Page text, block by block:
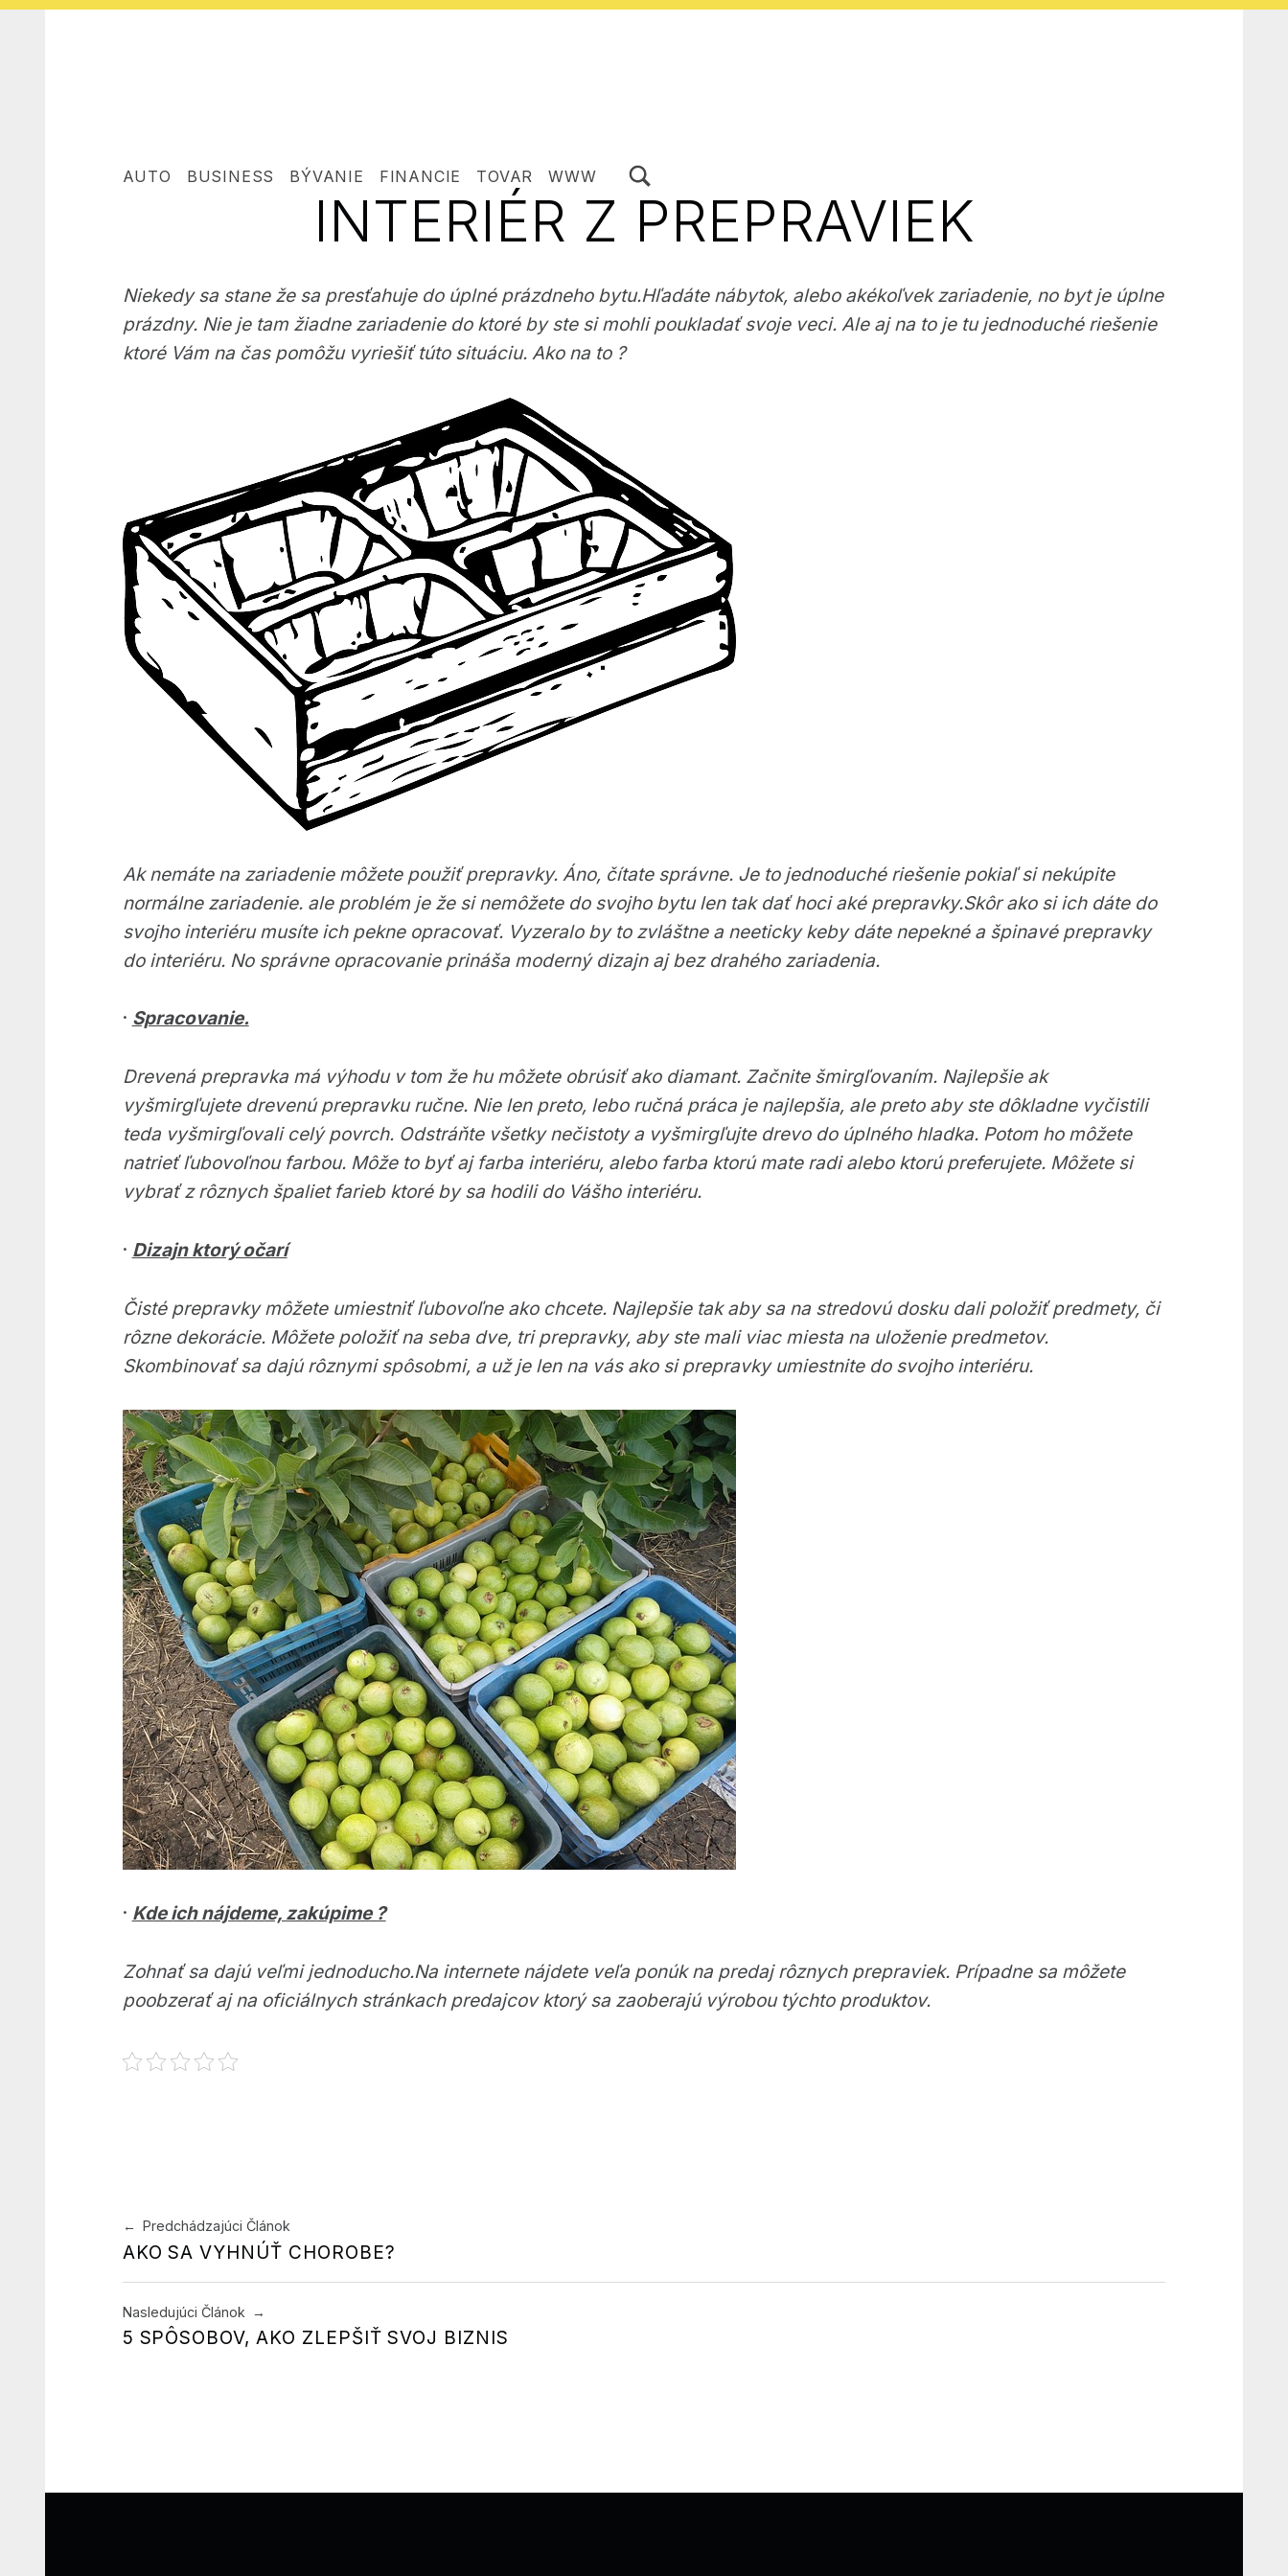
AUTO BUSINESS BÝVANIE FINANCIE TOVAR WWW
INTERIÉR Z PREPRAVIEK
Niekedy sa stane že sa presťahuje do úplné prázdneho bytu.Hľadáte nábytok, alebo akékoľvek zariadenie, no byt je úplne
prázdny. Nie je tam žiadne zariadenie do ktoré by ste si mohli poukladať svoje veci. Ale aj na to je tu jednoduché riešenie
ktoré Vám na čas pomôžu vyriešiť túto situáciu. Ako na to ?
Ak nemáte na zariadenie môžete použiť prepravky. Áno, čítate správne. Je to jednoduché riešenie pokiaľ si nekúpite
normálne zariadenie. ale problém je že si nemôžete do svojho bytu len tak dať hoci aké prepravky.Skôr ako si ich dáte do
svojho interiéru musíte ich pekne opracovať. Vyzeralo by to zvláštne a neeticky keby dáte nepekné a špinavé prepravky
do interiéru. No správne opracovanie prináša moderný dizajn aj bez drahého zariadenia.
· Spracovanie.
Drevená prepravka má výhodu v tom že hu môžete obrúsiť ako diamant. Začnite šmirgľovaním. Najlepšie ak
vyšmirgľujete drevenú prepravku ručne. Nie len preto, lebo ručná práca je najlepšia, ale preto aby ste dôkladne vyčistili
teda vyšmirgľovali celý povrch. Odstráňte všetky nečistoty a vyšmirgľujte drevo do úplného hladka. Potom ho môžete
natrieť ľubovoľnou farbou. Môže to byť aj farba interiéru, alebo farba ktorú mate radi alebo ktorú preferujete. Môžete si
vybrať z rôznych špaliet farieb ktoré by sa hodili do Vášho interiéru.
· Dizajn ktorý očarí
Čisté prepravky môžete umiestniť ľubovoľne ako chcete. Najlepšie tak aby sa na stredovú dosku dali položiť predmety, či
rôzne dekorácie. Môžete položiť na seba dve, tri prepravky, aby ste mali viac miesta na uloženie predmetov.
Skombinovať sa dajú rôznymi spôsobmi, a už je len na vás ako si prepravky umiestnite do svojho interiéru.
· Kde ich nájdeme, zakúpime ?
Zohnať sa dajú veľmi jednoducho.Na internete nájdete veľa ponúk na predaj rôznych prepraviek. Prípadne sa môžete
poobzerať aj na oficiálnych stránkach predajcov ktorý sa zaoberajú výrobou týchto produktov.
Preskočiť späť na hlavnú navigáciu
Navigácia v článku
Predchádzajúci Článok
AKO SA VYHNÚŤ CHOROBE?
Nasledujúci Článok
5 SPÔSOBOV, AKO ZLEPŠIŤ SVOJ BIZNIS